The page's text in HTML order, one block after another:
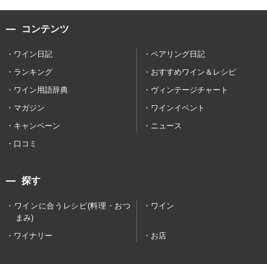
コンテンツ
ワイン日記
ペアリング日記
ランキング
おすすめワイン＆レシピ
ワイン用語辞典
ヴィンテージチャート
マガジン
ワインイベント
キャンペーン
ニュース
口コミ
探す
ワインに合うレシピ(料理・おつ
まみ)
ワイン
ワイナリー お店